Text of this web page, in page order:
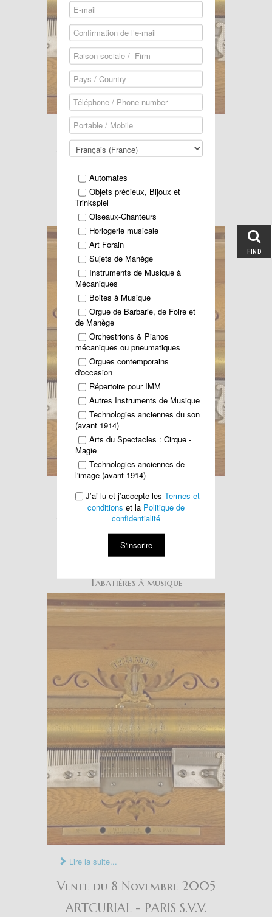
Automates
Objets précieux, Bijoux et
Trinkspiel
Oiseaux-Chanteurs
Horlogerie musicale
Art Forain
Sujets de Manège
Instruments de Musique à
Mécaniques
Boites à Musique
Orgue de Barbarie, de Foire et
de Manège
Orchestrions & Pianos
mécaniques ou pneumatiques
Orgues contemporains
d'occasion
Répertoire pour IMM
Autres Instruments de Musique
Technologies anciennes du son
(avant 1914)
Arts du Spectacles : Cirque -
Magie
Technologies anciennes de
l'image (avant 1914)
J’ai lu et j’accepte les Termes et
conditions et la Politique de
confidentialité
S'inscrire
FIND
Lire la suite...
Vente du 8 Novembre 2005
ARTCURIAL - PARIS S.V.V.
Bijoux à musique
Lire la suite...
Vente du 8 Novembre 2005
ARTCURIAL - PARIS S.V.V.
Tabatières à musique
Lire la suite...
Vente du 8 Novembre 2005
ARTCURIAL - PARIS S.V.V.